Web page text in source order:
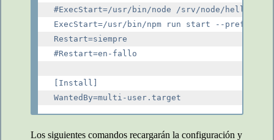
#ExecStart=/usr/bin/node /srv/node/hello.js
ExecStart=/usr/bin/npm run start --prefix /
Restart=siempre
#Restart=en-fallo
[Install]
Los siguientes comandos recargarán la configuración y